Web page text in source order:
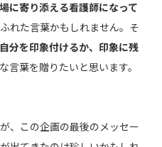
に寄り添える看護師になって
れた言葉かもしれません。そ
分を印象付けるか、印象に残
言葉を贈りたいと思います。
、この企画の最後のメッセー